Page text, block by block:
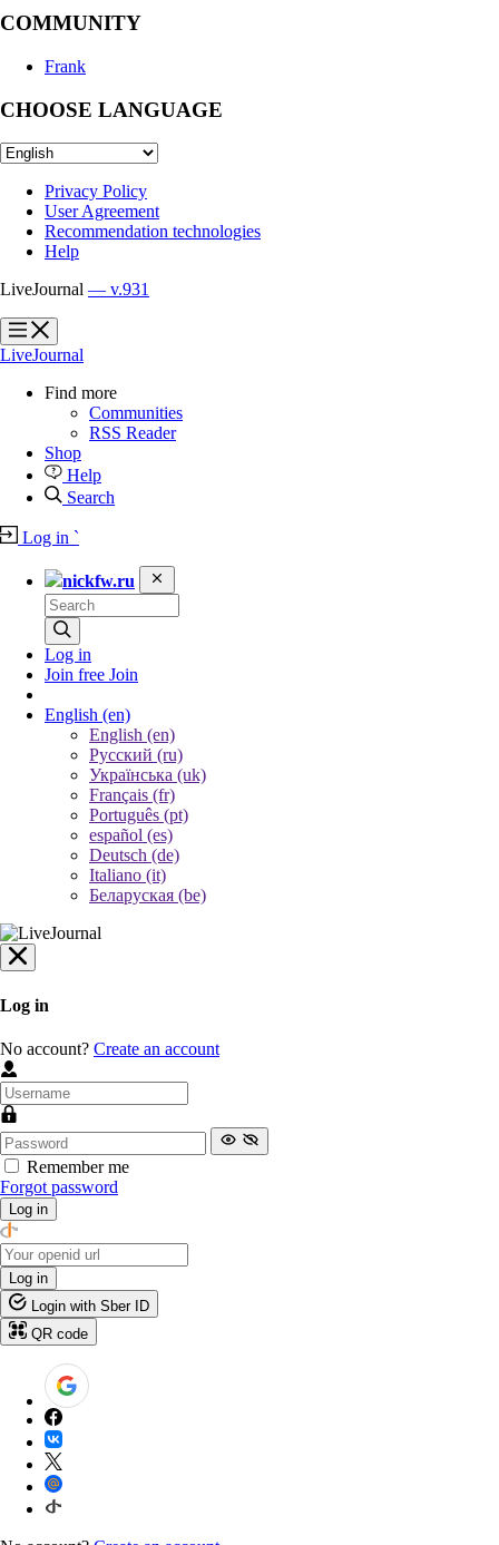
COMMUNITY
Frank
CHOOSE LANGUAGE
Privacy Policy
User Agreement
Recommendation technologies
Help
LiveJournal — v.931
?
?
LiveJournal
Find more
Communities
RSS Reader
Shop
Help
Search
Log in `
nickfw.ru
Log in
Join free Join
English (en)
English (en)
Русский (ru)
Українська (uk)
Français (fr)
Português (pt)
español (es)
Deutsch (de)
Italiano (it)
Беларуская (be)
Log in
No account? Create an account
Remember me
Forgot password
Log in
Log in
Login with Sber ID
QR code